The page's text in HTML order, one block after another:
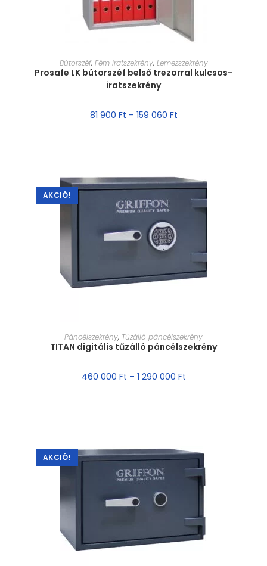
MÉRET VÁLASZTÁSA
Bútorszéf, Fém iratszekrény, Lemezszekrény
Prosafe LK bútorszéf belső trezorral kulcsos-
iratszekrény
81 900 Ft – 159 060 Ft
AKCIÓ!
MÉRET VÁLASZTÁSA
Páncélszekrény, Tűzálló páncélszekrény
TITAN digitális tűzálló páncélszekrény
460 000 Ft – 1 290 000 Ft
AKCIÓ!